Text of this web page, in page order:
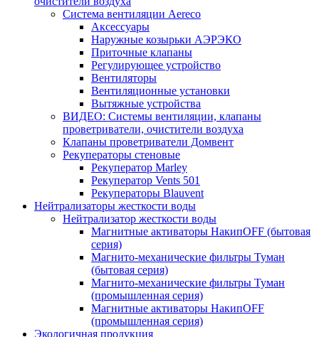
Система вентиляции Aereco
Аксессуары
Наружные козырьки АЭРЭКО
Приточные клапаны
Регулирующее устройство
Вентиляторы
Вентиляционные установки
Вытяжные устройства
ВИДЕО: Системы вентиляции, клапаны
проветриватели, очистители воздуха
Клапаны проветриватели Домвент
Рекуператоры стеновые
Рекуператор Marley
Рекуператор Vents 501
Рекуператоры Blauvent
Нейтрализаторы жесткости воды
Нейтрализатор жесткости воды
Магнитные активаторы НакипOFF (бытовая
серия)
Магнито-механические фильтры Туман
(бытовая серия)
Магнито-механические фильтры Туман
(промышленная серия)
Магнитные активаторы НакипOFF
(промышленная серия)
Экологичная продукция